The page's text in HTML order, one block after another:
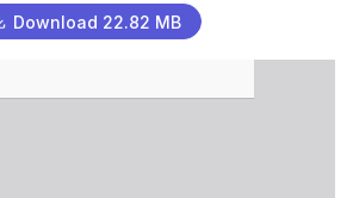
Download 22.82 MB